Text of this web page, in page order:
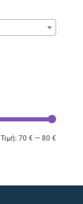
Τιμή:70 € —80 €